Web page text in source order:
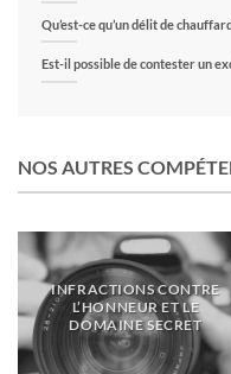
Qu’est-ce qu’un délit de
Est-il possible de contester un
NOS AUTRES
INFRACTIONS CONTRE
L’HONNEUR ET LE
DOMAINE SECRET